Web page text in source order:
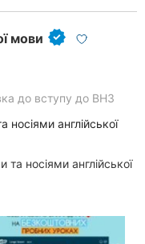
мови
до вступу до ВНЗ
англійської
носіями англійської